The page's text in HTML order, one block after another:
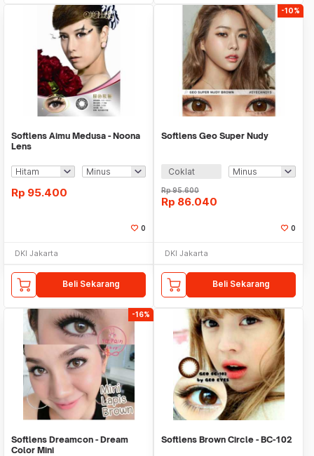
Softlens Aimu Medusa - Noona
Lens
Rp 95.400
0
DKI Jakarta
Beli Sekarang
-10%
Softlens Geo Super Nudy
Coklat
Rp95.600
Rp 86.040
0
DKI Jakarta
Beli Sekarang
-16%
Softlens Dreamcon - Dream
Color Mini
Softlens Brown Circle - BC-102